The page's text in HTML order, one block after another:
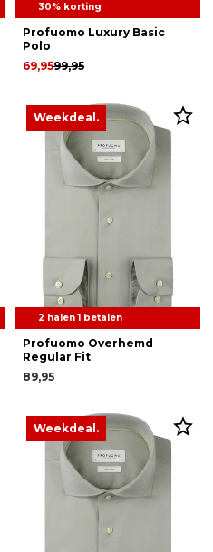
30% korting
Profuomo Luxury Basic
Polo
99,95
69,95
Weekdeal.
2 halen 1 betalen
Profuomo Overhemd
Regular Fit
89,95
Weekdeal.